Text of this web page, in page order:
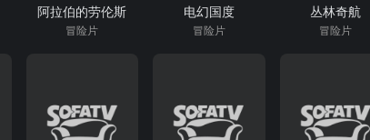
阿拉伯的劳伦斯
冒险片
电幻国度
冒险片
丛林奇航
冒险片